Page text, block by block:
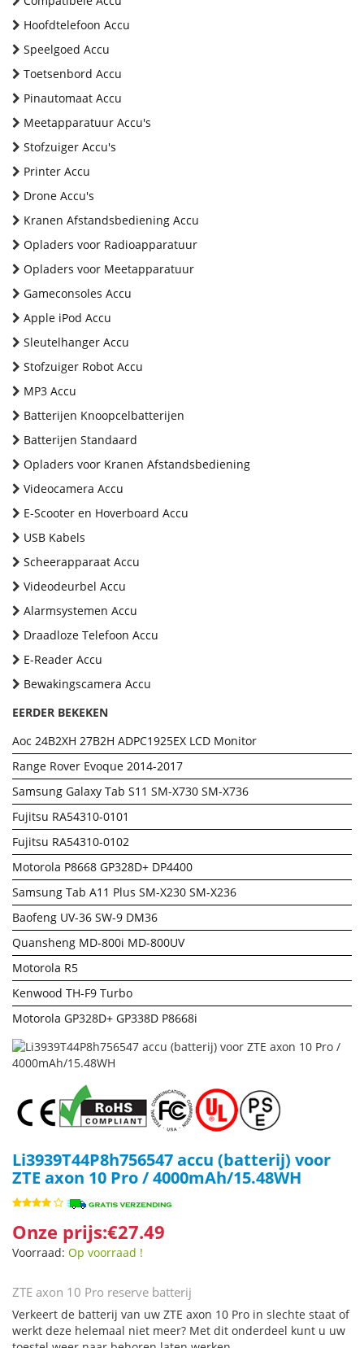
Hoofdtelefoon Accu
Speelgoed Accu
Toetsenbord Accu
Pinautomaat Accu
Meetapparatuur Accu's
Stofzuiger Accu's
Printer Accu
Drone Accu's
Kranen Afstandsbediening Accu
Opladers voor Radioapparatuur
Opladers voor Meetapparatuur
Gameconsoles Accu
Apple iPod Accu
Sleutelhanger Accu
Stofzuiger Robot Accu
MP3 Accu
Batterijen Knoopcelbatterijen
Batterijen Standaard
Opladers voor Kranen Afstandsbediening
Videocamera Accu
E-Scooter en Hoverboard Accu
USB Kabels
Scheerapparaat Accu
Videodeurbel Accu
Alarmsystemen Accu
Draadloze Telefoon Accu
E-Reader Accu
Bewakingscamera Accu
EERDER BEKEKEN
Aoc 24B2XH 27B2H ADPC1925EX LCD Monitor
Range Rover Evoque 2014-2017
Samsung Galaxy Tab S11 SM-X730 SM-X736
Fujitsu RA54310-0101
Fujitsu RA54310-0102
Motorola P8668 GP328D+ DP4400
Samsung Tab A11 Plus SM-X230 SM-X236
Baofeng UV-36 SW-9 DM36
Quansheng MD-800i MD-800UV
Motorola R5
Kenwood TH-F9 Turbo
Motorola GP328D+ GP338D P8668i
Li3939T44P8h756547 accu (batterij) voor
ZTE axon 10 Pro / 4000mAh/15.48WH
Onze prijs:€27.49
Voorraad: Op voorraad !
ZTE axon 10 Pro reserve batterij
Verkeert de batterij van uw ZTE axon 10 Pro in slechte staat of
werkt deze helemaal niet meer? Met dit onderdeel kunt u uw